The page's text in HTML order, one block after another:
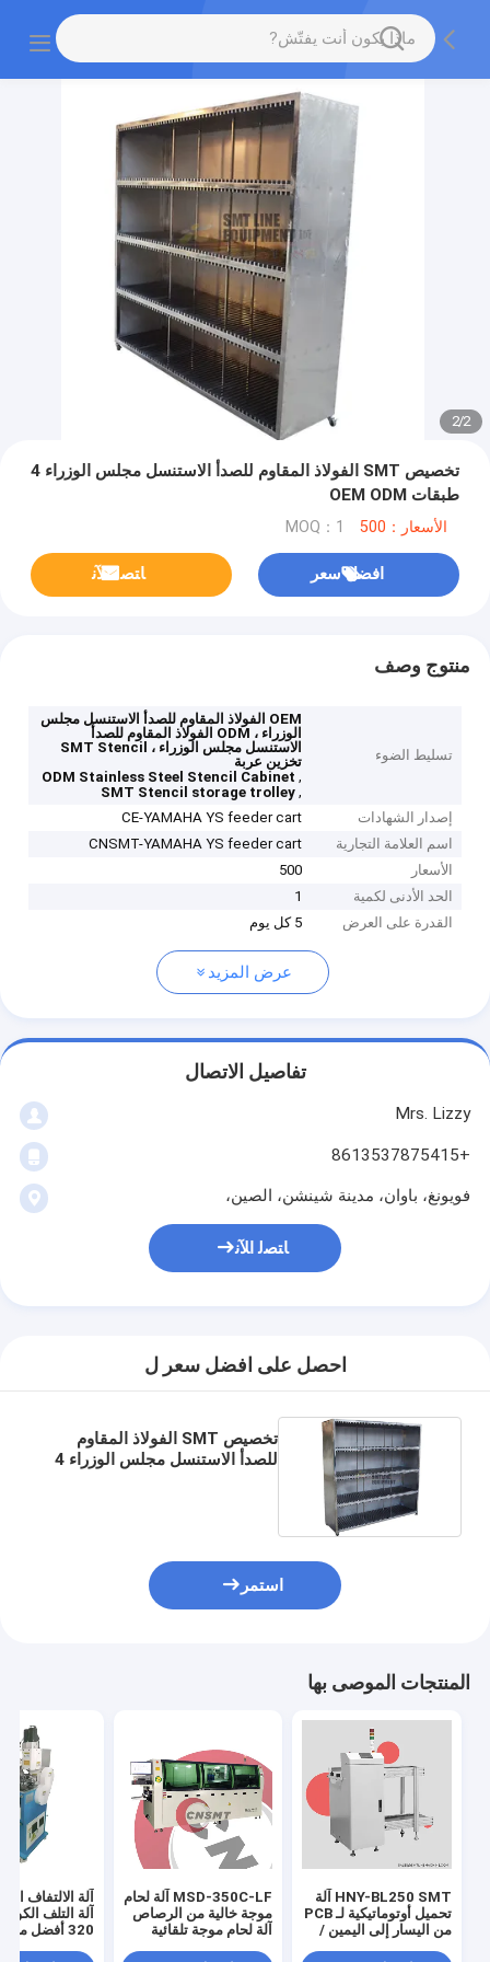
2
/
2
تخصيص SMT الفولاذ المقاوم للصدأ الاستنسل مجلس الوزراء 4
طبقات OEM ODM
الأسعار：500 MOQ：1
افضل سعر ﺎﺘﺼﻟ ﺍﻶﻧ
منتوج وصف
تسليط الضوء
OEM الفولاذ المقاوم للصدأ الاستنسل مجلس
الوزراء ، ODM الفولاذ المقاوم للصدأ
الاستنسل مجلس الوزراء ، SMT Stencil
تخزين عربة
,
ODM Stainless Steel Stencil Cabinet
,
SMT Stencil storage trolley
إصدار الشهادات
CE-YAMAHA YS feeder cart
اسم العلامة التجارية
CNSMT-YAMAHA YS feeder cart
الأسعار
500
الحد الأدنى لكمية
1
القدرة على العرض
5 كل يوم
عرض المزيد
تفاصيل الاتصال
Mrs. Lizzy
+8613537875415
فويونغ، باوان، مدينة شينشن، الصين،
ﺎﺘﺼﻟ ﺍﻶﻧ
احصل على افضل سعر ل
تخصيص SMT الفولاذ المقاوم
للصدأ الاستنسل مجلس الوزراء 4
استمر
المنتجات الموصى بها
HNY-BL250 SMT آلة
تحميل أوتوماتيكية لـ PCB
من اليسار إلى اليمين /
MSD-350C-LF آلة لحام
موجة خالية من الرصاص
آلة لحام موجة تلقائية
آلة الالتفاف
320 أفضل